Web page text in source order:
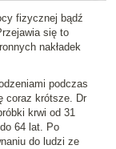
fizycznej bądź
się to
nakładek
podczas
coraz krótsze. Dr
krwi od 31
64 lat. Po
do ludzi ze